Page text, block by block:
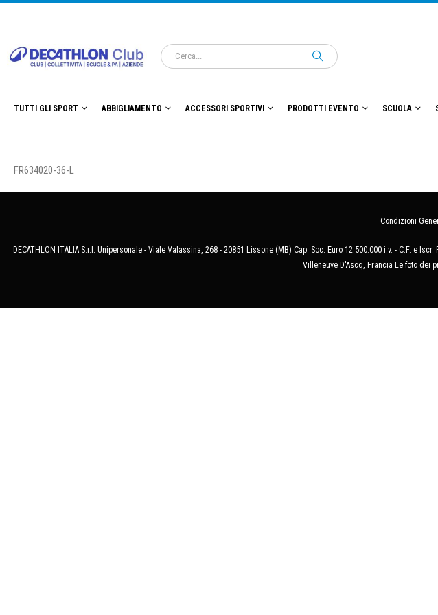
TUTTI GLI SPORT ABBIGLIAMENTO ACCESSORI SPORTIVI PRODOTTI EVENTO SCUOLA
FR634020-36-L
Condizioni
DECATHLON ITALIA S.r.l. Unipersonale - Viale Valassina, 268 - 20851 Lissone (MB) Cap. Soc. Euro 12.500.000 i.v. - C.F. e
Villeneuve D'Ascq, Francia Le foto dei